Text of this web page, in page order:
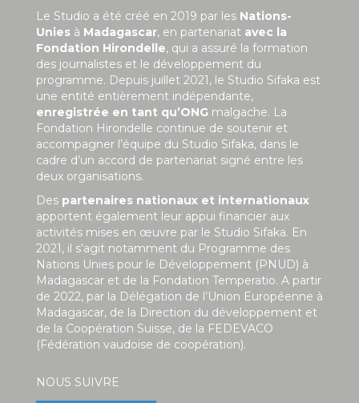
Le Studio a été créé en 2019 par les Nations-
Unies à Madagascar, en partenariat avec la
Fondation Hirondelle, qui a assuré la formation
des journalistes et le développement du
programme. Depuis juillet 2021, le Studio Sifaka est
une entité entièrement indépendante,
enregistrée en tant qu’ONG malgache. La
Fondation Hirondelle continue de soutenir et
accompagner l’équipe du Studio Sifaka, dans le
cadre d’un accord de partenariat signé entre les
deux organisations.
Des partenaires nationaux et internationaux
apportent également leur appui financier aux
activités mises en œuvre par le Studio Sifaka. En
2021, il s’agit notamment du Programme des
Nations Unies pour le Développement (PNUD) à
Madagascar et de la Fondation Temperatio. A partir
de 2022, par la Délégation de l’Union Européenne à
Madagascar, de la Direction du développement et
de la Coopération Suisse, de la FEDEVACO
(Fédération vaudoise de coopération).
NOUS SUIVRE